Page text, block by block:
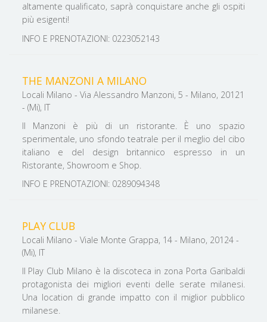
altamente qualificato, saprà conquistare anche gli ospiti
più esigenti!
INFO E PRENOTAZIONI: 0223052143
THE MANZONI A MILANO
Locali Milano - Via Alessandro Manzoni, 5 - Milano, 20121
- (Mi), IT
Il Manzoni è più di un ristorante. È uno spazio
sperimentale, uno sfondo teatrale per il meglio del cibo
italiano e del design britannico espresso in un
Ristorante, Showroom e Shop.
INFO E PRENOTAZIONI: 0289094348
PLAY CLUB
Locali Milano - Viale Monte Grappa, 14 - Milano, 20124 -
(Mi), IT
Il Play Club Milano è la discoteca in zona Porta Garibaldi
protagonista dei migliori eventi delle serate milanesi.
Una location di grande impatto con il miglior pubblico
milanese.